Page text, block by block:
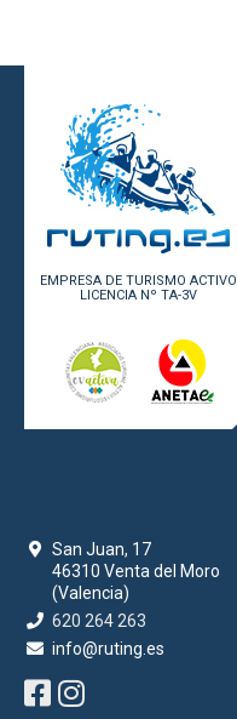
EMPRESA DE TURISMO ACTIVO
LICENCIA Nº TA-3V
San Juan, 17
46310 Venta del Moro
(Valencia)
620 264 263
info@ruting.es